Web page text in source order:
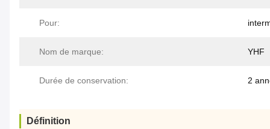
Pour:
Nom de marque: YHF
Durée de conservation: 2
Définition